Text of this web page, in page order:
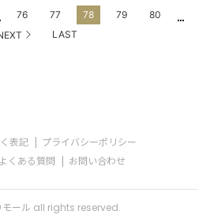
76 77 78 79 80 ...
LAST
表記
プライバシーポリシー
よくある質問 お問い合わせ
モール all rights reserved.